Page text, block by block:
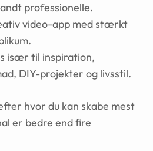
professionelle.
video-app med stærkt
især til inspiration,
DIY-projekter og livsstil.
hvor du kan skabe mest
er bedre end fire